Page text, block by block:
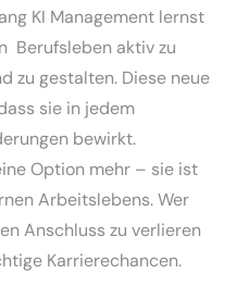
KI Management lernst
Berufsleben aktiv zu
zu gestalten. Diese neue
sie in jedem
bewirkt.
Option mehr – sie ist
Arbeitslebens. Wer
Anschluss zu verlieren
Karrierechancen.